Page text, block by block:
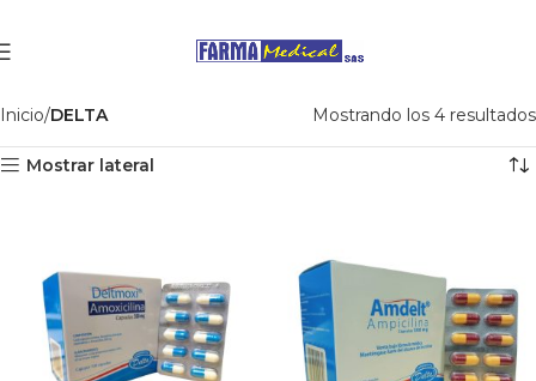
Inicio DELTA Mostrando los 4 resultados
Mostrar lateral